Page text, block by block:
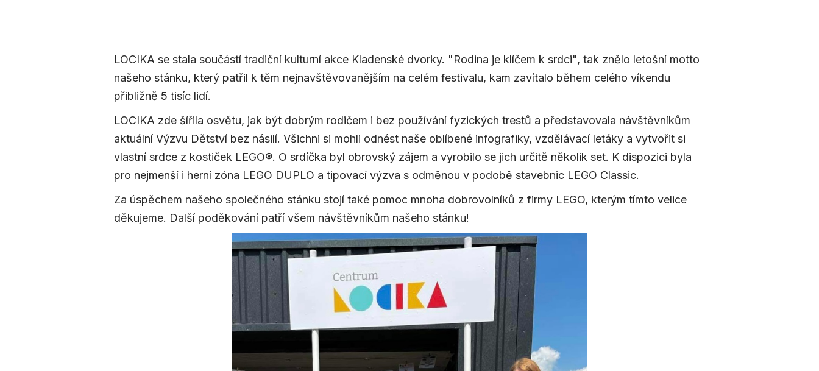
LOCIKA se stala součástí tradiční kulturní akce Kladenské dvorky. "Rodina je klíčem k srdci", tak znělo letošní motto
našeho stánku, který patřil k těm nejnavštěvovanějším na celém festivalu, kam zavítalo během celého víkendu
přibližně 5 tisíc lidí.
LOCIKA zde šířila osvětu, jak být dobrým rodičem i bez používání fyzických trestů a představovala návštěvníkům
aktuální Výzvu Dětství bez násilí. Všichni si mohli odnést naše oblíbené infografiky, vzdělávací letáky a vytvořit si
vlastní srdce z kostiček LEGO®. O srdíčka byl obrovský zájem a vyrobilo se jich určitě několik set. K dispozici byla
pro nejmenší i herní zóna LEGO DUPLO a tipovací výzva s odměnou v podobě stavebnic LEGO Classic.
Za úspěchem našeho společného stánku stojí také pomoc mnoha dobrovolníků z firmy LEGO, kterým tímto velice
děkujeme. Další poděkování patří všem návštěvníkům našeho stánku!